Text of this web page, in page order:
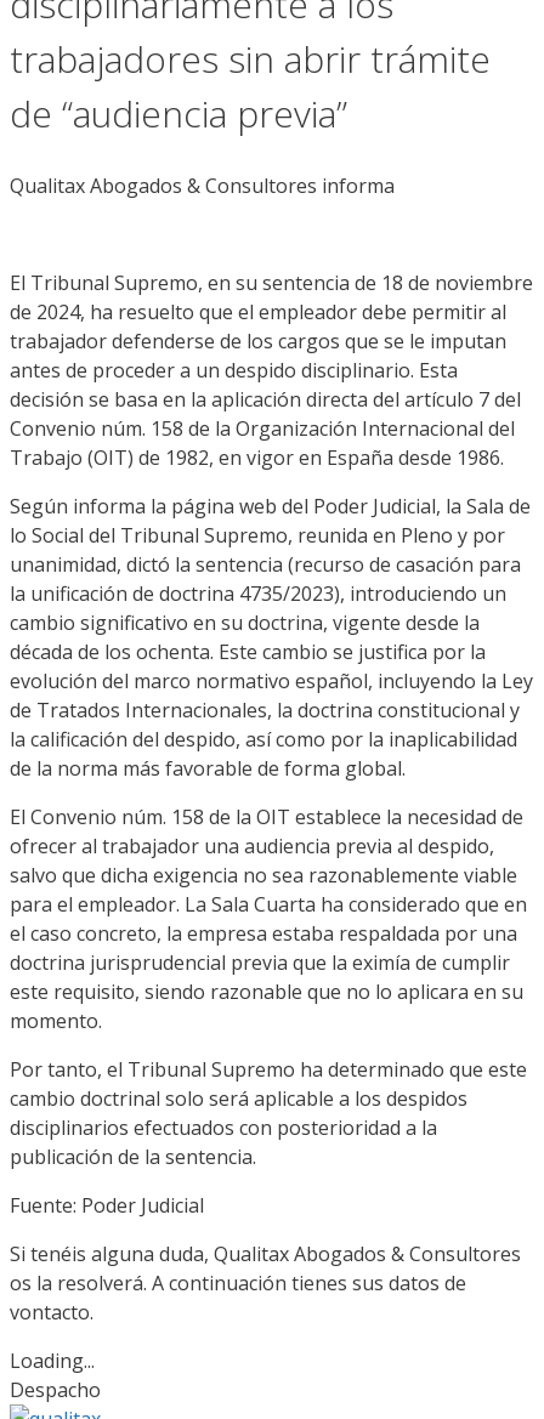
trabajadores sin abrir trámite
de “audiencia previa”
Qualitax Abogados & Consultores informa
El Tribunal Supremo, en su sentencia de 18 de noviembre
de 2024, ha resuelto que el empleador debe permitir al
trabajador defenderse de los cargos que se le imputan
antes de proceder a un despido disciplinario. Esta
decisión se basa en la aplicación directa del artículo 7 del
Convenio núm. 158 de la Organización Internacional del
Trabajo (OIT) de 1982, en vigor en España desde 1986.
Según informa la página web del Poder Judicial, la Sala de
lo Social del Tribunal Supremo, reunida en Pleno y por
unanimidad, dictó la sentencia (recurso de casación para
la unificación de doctrina 4735/2023), introduciendo un
cambio significativo en su doctrina, vigente desde la
década de los ochenta. Este cambio se justifica por la
evolución del marco normativo español, incluyendo la Ley
de Tratados Internacionales, la doctrina constitucional y
la calificación del despido, así como por la inaplicabilidad
de la norma más favorable de forma global.
El Convenio núm. 158 de la OIT establece la necesidad de
ofrecer al trabajador una audiencia previa al despido,
salvo que dicha exigencia no sea razonablemente viable
para el empleador. La Sala Cuarta ha considerado que en
el caso concreto, la empresa estaba respaldada por una
doctrina jurisprudencial previa que la eximía de cumplir
este requisito, siendo razonable que no lo aplicara en su
momento.
Por tanto, el Tribunal Supremo ha determinado que este
cambio doctrinal solo será aplicable a los despidos
disciplinarios efectuados con posterioridad a la
publicación de la sentencia.
Fuente: Poder Judicial
Si tenéis alguna duda, Qualitax Abogados & Consultores
os la resolverá. A continuación tienes sus datos de
vontacto.
Loading...
Despacho